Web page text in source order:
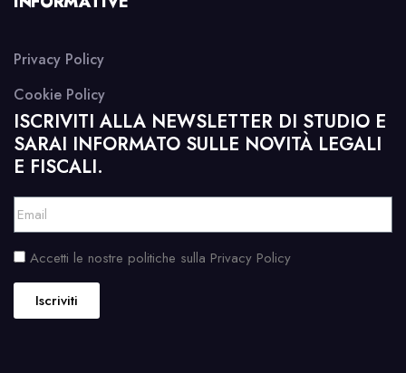
Privacy Policy
Cookie Policy
ISCRIVITI ALLA NEWSLETTER DI STUDIO E
SARAI INFORMATO SULLE NOVITÀ LEGALI
E FISCALI.
Accetti le nostre politiche sulla Privacy Policy
Iscriviti